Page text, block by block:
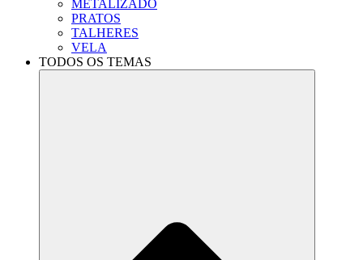
METALIZADO
PRATOS
TALHERES
VELA
TODOS OS TEMAS